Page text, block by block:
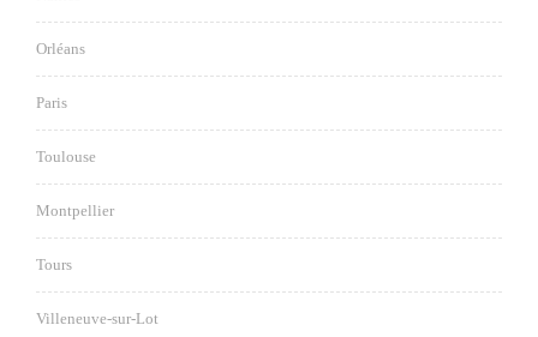
Orléans
Paris
Toulouse
Montpellier
Tours
Villeneuve-sur-Lot